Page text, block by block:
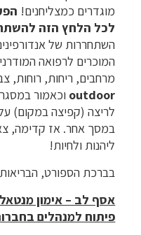
מוגדרים כמצליחנים!
לכל הלחץ הזה
השתחררות של
המוכרים לרפואה
מרחבים, ריחות, רוחות,
outdoor וכאמור
לריצה (קפיצה במקום) על
במסך אחר. אז קדימה,
ליהנות ולחיות!
בברכת הספורט, הבריאות
אסף לב – אימון
פיתוח למנהלים